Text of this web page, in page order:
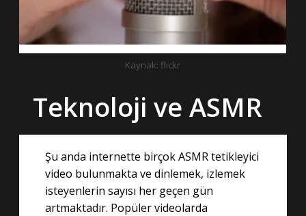
Kaynak: flickr
Teknoloji ve ASMR
Şu anda internette birçok ASMR tetikleyici
video bulunmakta ve dinlemek, izlemek
isteyenlerin sayısı her geçen gün
artmaktadır. Popüler videolarda